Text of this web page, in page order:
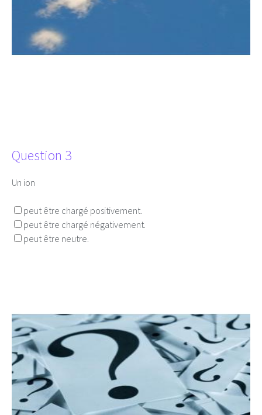
Question 3
Un ion
peut être chargé positivement.
peut être chargé négativement.
peut être neutre.